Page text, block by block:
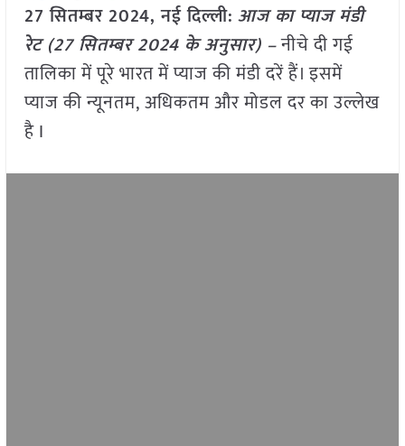
27 सितम्बर 2024, नई दिल्ली: आज का प्याज मंडी
रेट (27 सितम्बर 2024 के अनुसार) –नीचे दी गई
तालिका में पूरे भारत में प्याज की मंडी दरें हैं। इसमें
प्याज की न्यूनतम, अधिकतम और मोडल दर का उल्लेख
है I